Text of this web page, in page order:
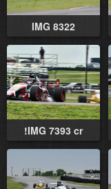
IMG 8322
!IMG 7393 cr